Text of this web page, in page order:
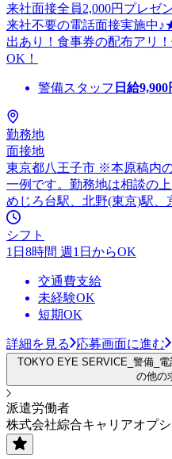
来社面接全員2,000円プレゼ
来社不要の電話面接実施中
出あり！食事券の配布アリ
OK！
警備スタッフ 日給9,900
勤務地
面接地
東京都八王子市 ※本原稿内
一例です。勤務地は相談の上
めじろ台駅、北野(東京)駅、
シフト
1日8時間 週1日からOK
交通費支給
未経験OK
短期OK
詳細を見る 応募画面に進む
TOKYO EYE SERVICE_警備_
の他の
派遣労働者
株式会社綜合キャリアオプ